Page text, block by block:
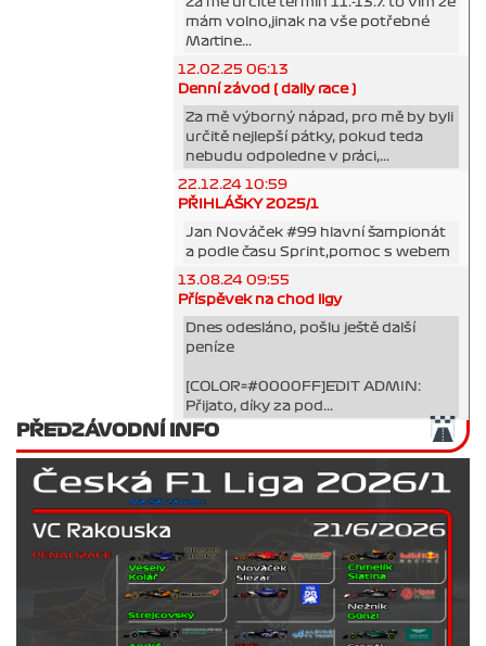
mám volno,jinak na vše potřebné
Martine...
12.02.25 06:13
Denní závod ( daily race )
Za mě výborný nápad, pro mě by byli
určitě nejlepší pátky, pokud teda
nebudu odpoledne v práci,...
22.12.24 10:59
PŘIHLÁŠKY 2025/1
Jan Nováček #99 hlavní šampionát
a podle času Sprint,pomoc s webem
13.08.24 09:55
Příspěvek na chod ligy
Dnes odesláno, pošlu ještě další
peníze
[COLOR=#0000FF]EDIT ADMIN:
Přijato, díky za pod...
PŘEDZÁVODNÍ INFO